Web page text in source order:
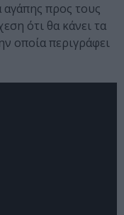
αγάπης προς τους
ότι θα κάνει τα
οποία περιγράφει